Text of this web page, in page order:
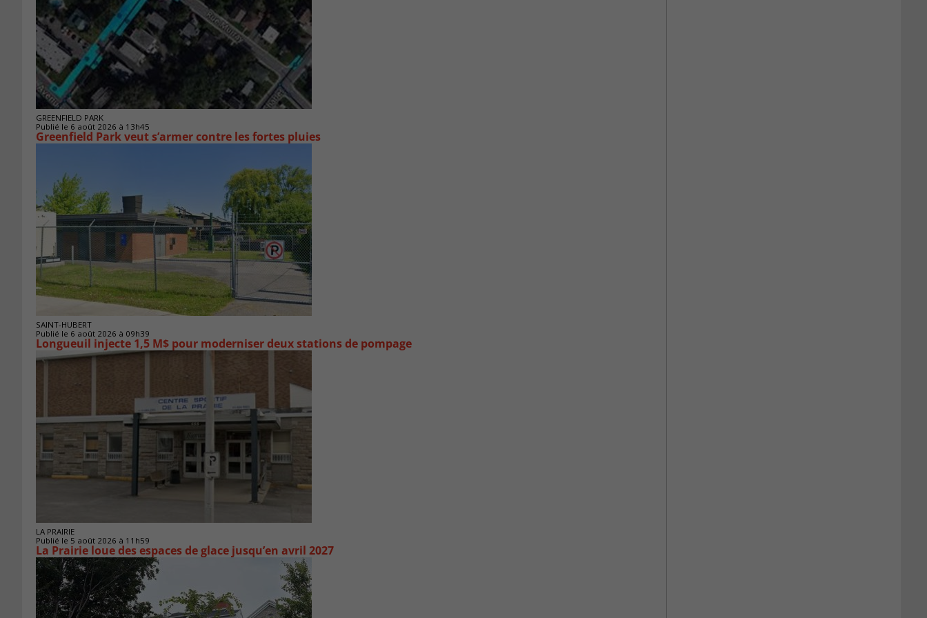
GREENFIELD PARK
Publié le 6 août 2026 à 13h45
Greenfield Park veut s’armer contre les fortes pluies
SAINT-HUBERT
Publié le 6 août 2026 à 09h39
Longueuil injecte 1,5 M$ pour moderniser deux stations de pompage
LA PRAIRIE
Publié le 5 août 2026 à 11h59
La Prairie loue des espaces de glace jusqu’en avril 2027